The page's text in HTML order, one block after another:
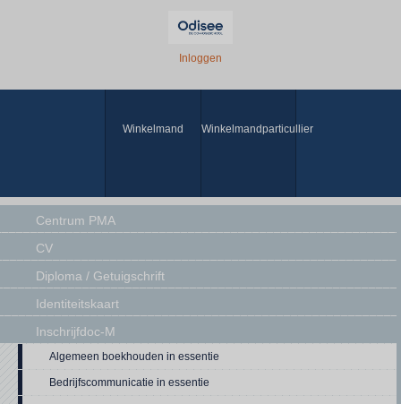
Inloggen
Winkelmand Winkelmandparticullier
Centrum PMA
CV
Diploma / Getuigschrift
Identiteitskaart
Inschrijfdoc-M
Algemeen boekhouden in essentie
Bedrijfscommunicatie in essentie